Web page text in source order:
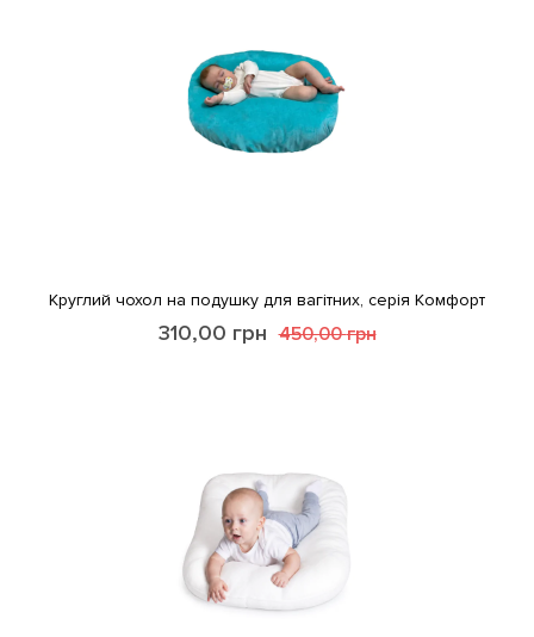
Круглий чохол на подушку для вагітних, серія Комфорт
310,00 грн 450,00 грн